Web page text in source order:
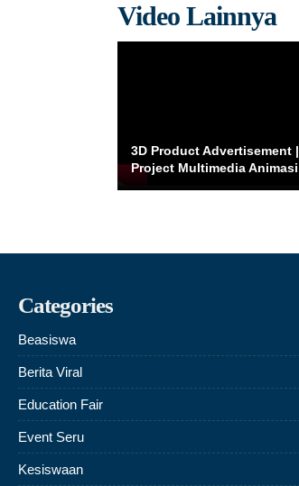
Video Lainnya
3D Product Advertisement |
Project Multimedia Animasi
Categories
Beasiswa
Berita Viral
Education Fair
Event Seru
Kesiswaan